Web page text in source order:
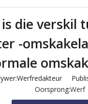
die verskil
-
Oorsprong:Werf